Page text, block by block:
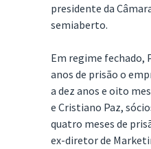
presidente da
semiaberto.
Em regime fechado,
anos de prisão o
a dez anos e oito
e Cristiano Paz,
quatro meses de
ex-diretor de